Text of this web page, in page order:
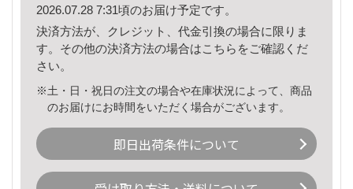
2026.07.28 7:31頃のお届け予定です。
決済方法が、クレジット、代金引換の場合に限りま
す。その他の決済方法の場合はこちら をご確認くだ
さい。
※土・日・祝日の注文の場合や在庫状況によって、商品
のお届けにお時間をいただく場合がございます。
即日出荷条件について